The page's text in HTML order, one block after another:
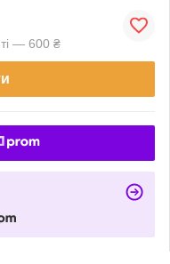
— 600 ₴